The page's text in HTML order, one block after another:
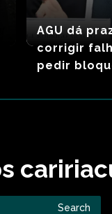
AGU dá
corrigir
pedir
Search